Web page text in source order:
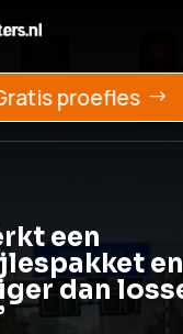
proefles
een
dan